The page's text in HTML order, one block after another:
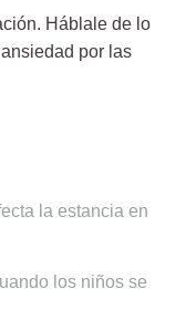
Háblale de lo
por las
la estancia en
los niños se